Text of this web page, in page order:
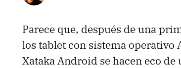
Parece que, después de una
los tablet con sistema operativo
Xataka Android se hacen eco